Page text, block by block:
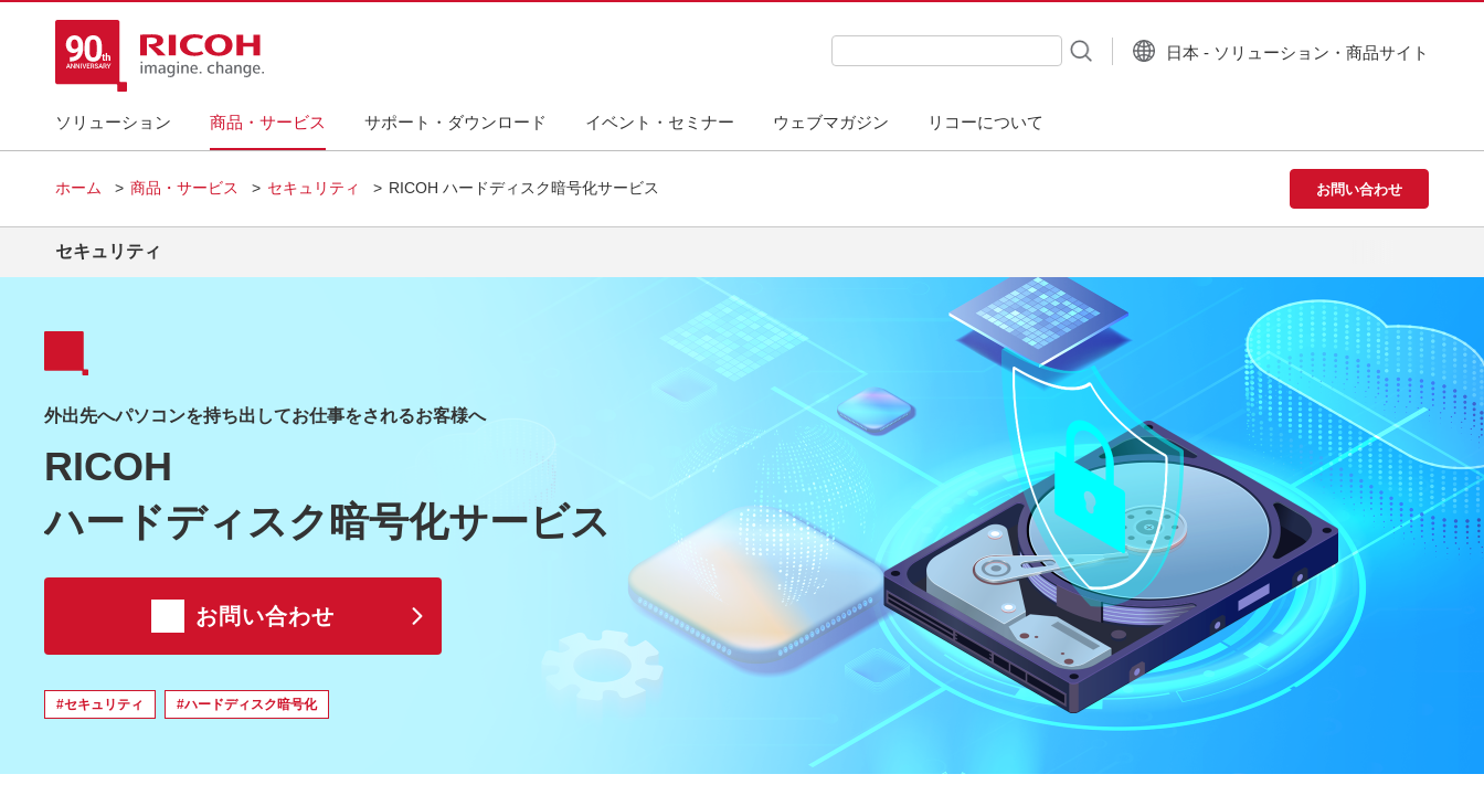
ソリューション 商品・サービス サポート・ダウンロード イベント・セミナー ウェブマガジン リコーについて
検索キーワード入力
日本 - ソリューション・商品サイト
ホーム 商品・サービス セキュリティ RICOH ハードディスク暗号化サービス お問い合わせ
セキュリティ
外出先へパソコンを持ち出してお仕事をされるお客様へ
RICOH
ハードディスク暗号化サービス
お問い合わせ
#セキュリティ #ハードディスク暗号化